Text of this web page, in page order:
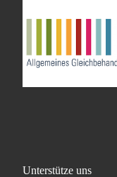
Unterstütze uns